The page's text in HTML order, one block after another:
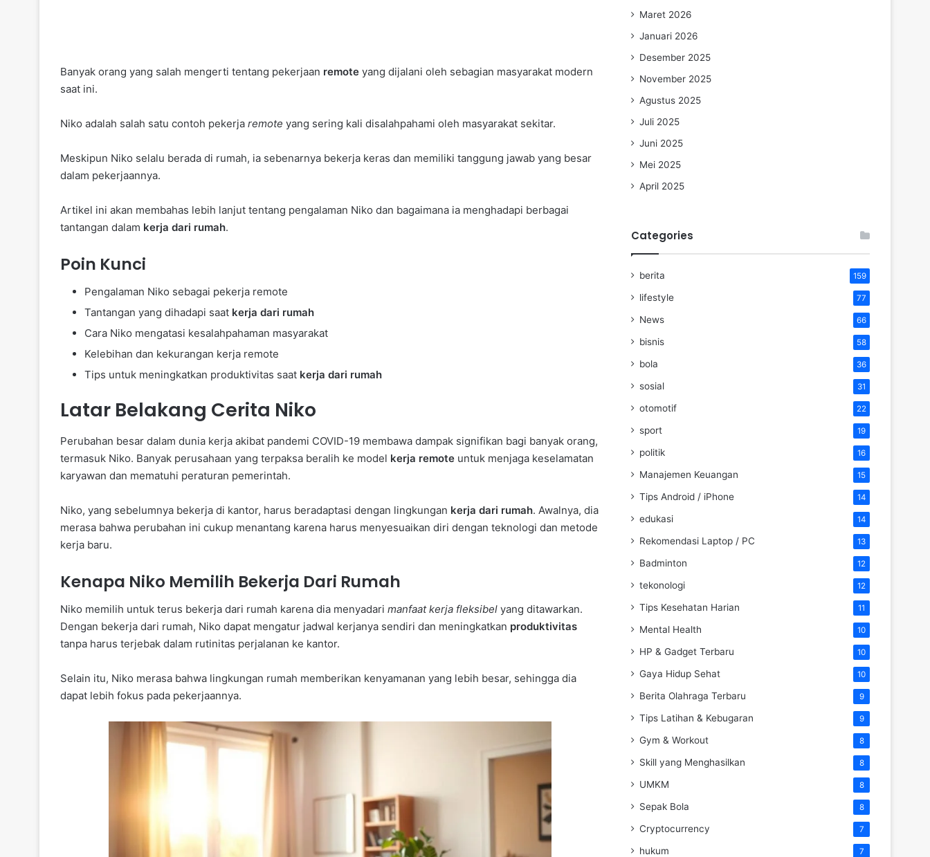
Banyak orang yang salah mengerti tentang pekerjaan remote yang dijalani oleh sebagian masyarakat modern
saat ini.
Niko adalah salah satu contoh pekerja remote yang sering kali disalahpahami oleh masyarakat sekitar.
Meskipun Niko selalu berada di rumah, ia sebenarnya bekerja keras dan memiliki tanggung jawab yang besar
dalam pekerjaannya.
Artikel ini akan membahas lebih lanjut tentang pengalaman Niko dan bagaimana ia menghadapi berbagai
tantangan dalam kerja dari rumah.
Poin Kunci
Pengalaman Niko sebagai pekerja remote
Tantangan yang dihadapi saat kerja dari rumah
Cara Niko mengatasi kesalahpahaman masyarakat
Kelebihan dan kekurangan kerja remote
Tips untuk meningkatkan produktivitas saat kerja dari rumah
Latar Belakang Cerita Niko
Perubahan besar dalam dunia kerja akibat pandemi COVID-19 membawa dampak signifikan bagi banyak orang,
termasuk Niko. Banyak perusahaan yang terpaksa beralih ke model kerja remote untuk menjaga keselamatan
karyawan dan mematuhi peraturan pemerintah.
Niko, yang sebelumnya bekerja di kantor, harus beradaptasi dengan lingkungan kerja dari rumah. Awalnya, dia
merasa bahwa perubahan ini cukup menantang karena harus menyesuaikan diri dengan teknologi dan metode
kerja baru.
Kenapa Niko Memilih Bekerja Dari Rumah
Niko memilih untuk terus bekerja dari rumah karena dia menyadari manfaat kerja fleksibel yang ditawarkan.
Dengan bekerja dari rumah, Niko dapat mengatur jadwal kerjanya sendiri dan meningkatkan produktivitas
tanpa harus terjebak dalam rutinitas perjalanan ke kantor.
Selain itu, Niko merasa bahwa lingkungan rumah memberikan kenyamanan yang lebih besar, sehingga dia
dapat lebih fokus pada pekerjaannya.
Maret 2026
Januari 2026
Desember 2025
November 2025
Agustus 2025
Juli 2025
Juni 2025
Mei 2025
April 2025
Categories
berita 159
lifestyle 77
News 66
bisnis 58
bola 36
sosial 31
otomotif 22
sport 19
politik 16
Manajemen Keuangan 15
Tips Android / iPhone 14
edukasi 14
Rekomendasi Laptop / PC 13
Badminton 12
tekonologi 12
Tips Kesehatan Harian 11
Mental Health 10
HP & Gadget Terbaru 10
Gaya Hidup Sehat 10
Berita Olahraga Terbaru 9
Tips Latihan & Kebugaran 9
Gym & Workout 8
Skill yang Menghasilkan 8
UMKM 8
Sepak Bola 8
Cryptocurrency 7
hukum 7